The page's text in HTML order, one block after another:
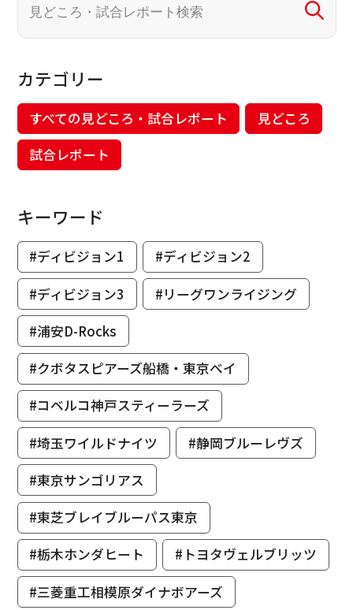
カテゴリー
すべての見どころ・試合レポート
見どころ
試合レポート
キーワード
#ディビジョン1
#ディビジョン2
#ディビジョン3
#リーグワンライジング
#浦安D-Rocks
#クボタスピアーズ船橋・東京ベイ
#コベルコ神戸スティーラーズ
#埼玉ワイルドナイツ
#静岡ブルーレヴズ
#東京サンゴリアス
#東芝ブレイブルーパス東京
#栃木ホンダヒート
#トヨタヴェルブリッツ
#三菱重工相模原ダイナボアーズ